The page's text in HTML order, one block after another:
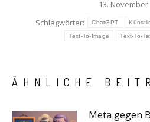
13. November
Schlagwörter:
ChatGPT
Text-To-Image Text-To-
ÄHNLICHE
Meta gegen